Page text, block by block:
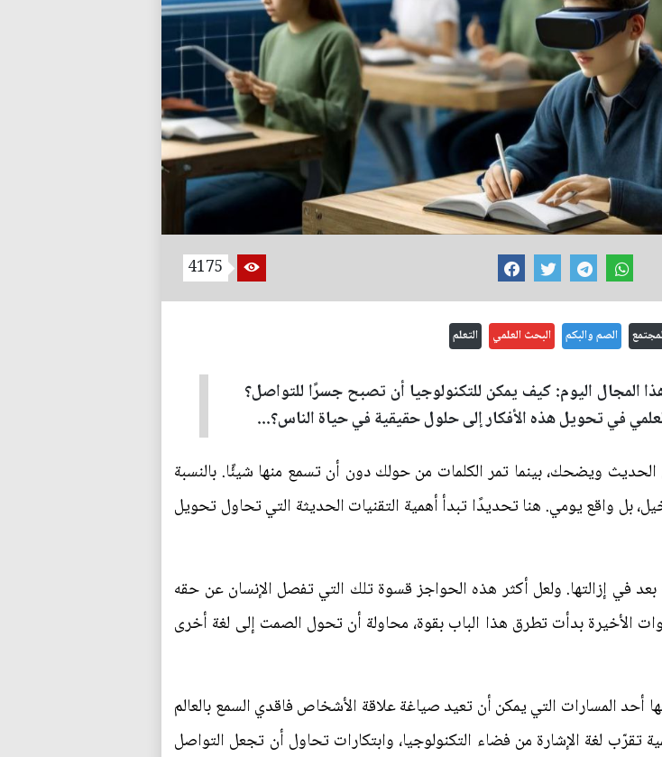
4175
الصم والبكم البحث العلمي التعلم
المجال اليوم: كيف يمكن للتكنولوجيا أن تصبح جسرًا للتواصل؟
في تحويل هذه الأفكار إلى حلول حقيقية في حياة الناس؟...
ويضحك، بينما تمر الكلمات من حولك دون أن تسمع منها شيئًا. بالنسبة
بل واقع يومي. هنا تحديدًا تبدأ أهمية التقنيات الحديثة التي تحاول تحويل
بعد في إزالتها. ولعل أكثر هذه الحواجز قسوة تلك التي تفصل الإنسان عن حقه
الأخيرة بدأت تطرق هذا الباب بقوة، محاولة أن تحول الصمت إلى لغة أخرى
أحد المسارات التي يمكن أن تعيد صياغة علاقة الأشخاص فاقدي السمع بالعالم
لغة الإشارة من فضاء التكنولوجيا، وابتكارات تحاول أن تجعل التواصل